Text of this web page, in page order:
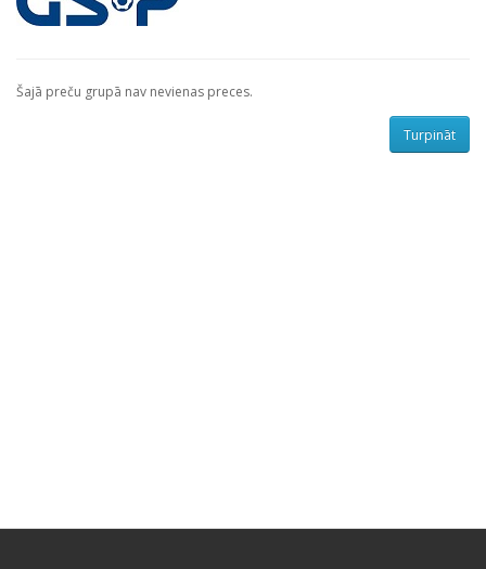
Šajā preču grupā nav nevienas preces.
Turpināt